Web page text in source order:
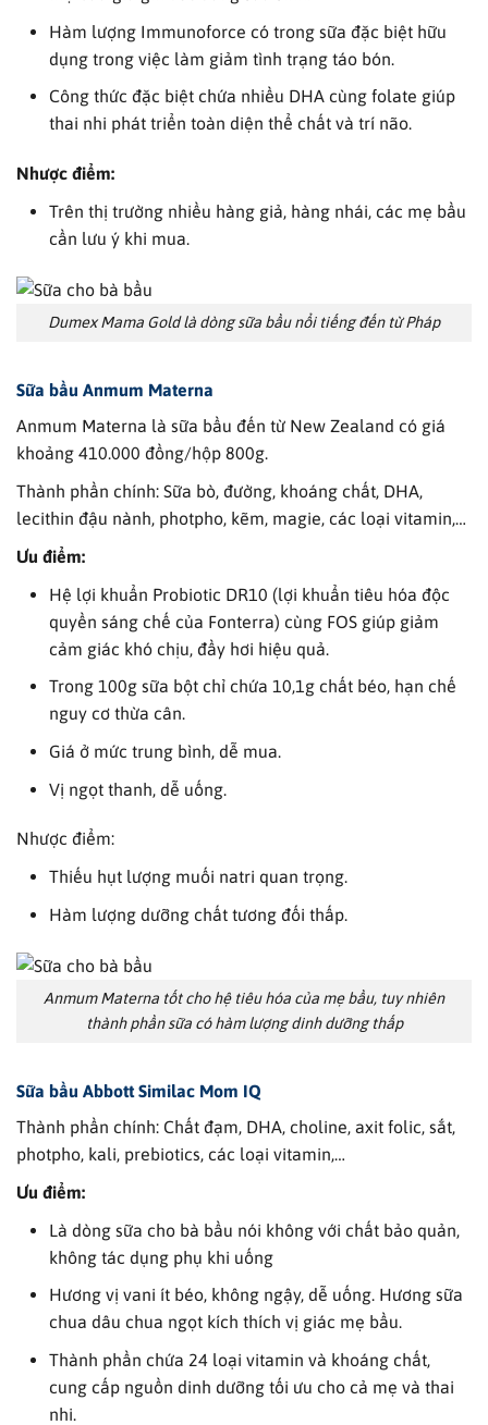
Hàm lượng Immunoforce có trong sữa đặc biệt hữu
dụng trong việc làm giảm tình trạng táo bón.
Công thức đặc biệt chứa nhiều DHA cùng folate giúp
thai nhi phát triển toàn diện thể chất và trí não.
Nhược điểm:
Trên thị trường nhiều hàng giả, hàng nhái, các mẹ bầu
cần lưu ý khi mua.
Dumex Mama Gold là dòng sữa bầu nổi tiếng đến từ Pháp
Sữa bầu Anmum Materna
Anmum Materna là sữa bầu đến từ New Zealand có giá
khoảng 410.000 đồng/hộp 800g.
Thành phần chính: Sữa bò, đường, khoáng chất, DHA,
lecithin đậu nành, photpho, kẽm, magie, các loại vitamin,…
Ưu điểm:
Hệ lợi khuẩn Probiotic DR10 (lợi khuẩn tiêu hóa độc
quyền sáng chế của Fonterra) cùng FOS giúp giảm
cảm giác khó chịu, đầy hơi hiệu quả.
Trong 100g sữa bột chỉ chứa 10,1g chất béo, hạn chế
nguy cơ thừa cân.
Giá ở mức trung bình, dễ mua.
Vị ngọt thanh, dễ uống.
Nhược điểm:
Thiếu hụt lượng muối natri quan trọng.
Hàm lượng dưỡng chất tương đối thấp.
Anmum Materna tốt cho hệ tiêu hóa của mẹ bầu, tuy nhiên
thành phần sữa có hàm lượng dinh dưỡng thấp
Sữa bầu Abbott Similac Mom IQ
Thành phần chính: Chất đạm, DHA, choline, axit folic, sắt,
photpho, kali, prebiotics, các loại vitamin,…
Ưu điểm:
Là dòng sữa cho bà bầu nói không với chất bảo quản,
không tác dụng phụ khi uống
Hương vị vani ít béo, không ngậy, dễ uống. Hương sữa
chua dâu chua ngọt kích thích vị giác mẹ bầu.
Thành phần chứa 24 loại vitamin và khoáng chất,
cung cấp nguồn dinh dưỡng tối ưu cho cả mẹ và thai
nhi.